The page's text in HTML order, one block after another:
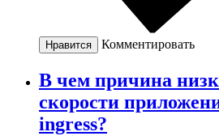
Нравится Комментировать
В чем причина
скорости
ingress?